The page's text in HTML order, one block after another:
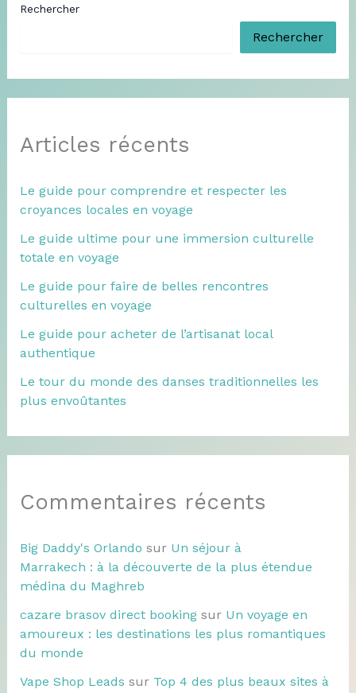
Rechercher
Rechercher
Articles récents
Le guide pour comprendre et respecter les
croyances locales en voyage
Le guide ultime pour une immersion culturelle
totale en voyage
Le guide pour faire de belles rencontres
culturelles en voyage
Le guide pour acheter de l’artisanat local
authentique
Le tour du monde des danses traditionnelles les
plus envoûtantes
Commentaires récents
Big Daddy's Orlando sur Un séjour à
Marrakech : à la découverte de la plus étendue
médina du Maghreb
cazare brasov direct bookingsur Un voyage en
amoureux : les destinations les plus romantiques
du monde
Vape Shop Leads sur Top 4 des plus beaux sites à